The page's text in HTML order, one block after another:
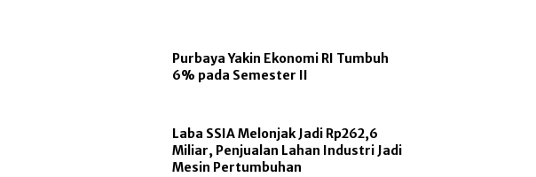
Purbaya Yakin Ekonomi RI Tumbuh
6% pada Semester II
Laba SSIA Melonjak Jadi Rp262,6
Miliar, Penjualan Lahan Industri Jadi
Mesin Pertumbuhan